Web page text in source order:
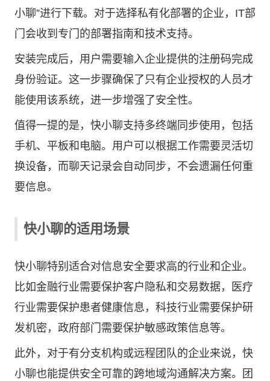
小聊”进行下载。对于选择私有化部署的企业，IT部
门会收到专门的部署指南和技术支持。
安装完成后，用户需要输入企业提供的注册码完成
身份验证。这一步骤确保了只有企业授权的人员才
能使用该系统，进一步增强了安全性。
值得一提的是，快小聊支持多终端同步使用，包括
手机、平板和电脑。用户可以根据工作需要灵活切
换设备，而聊天记录会自动同步，不会遗漏任何重
要信息。
快小聊的适用场景
快小聊特别适合对信息安全要求高的行业和企业。
比如金融行业需要保护客户隐私和交易数据，医疗
行业需要保护患者健康信息，科技行业需要保护研
发机密，政府部门需要保护敏感政策信息等。
此外，对于有分支机构或远程团队的企业来说，快
小聊也能提供安全可靠的跨地域沟通解决方案。团